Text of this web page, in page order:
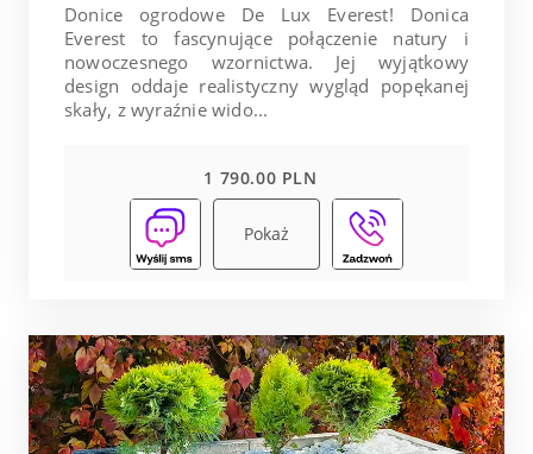
Donice ogrodowe De Lux Everest! Donica
Everest to fascynujące połączenie natury i
nowoczesnego wzornictwa. Jej wyjątkowy
design oddaje realistyczny wygląd popękanej
skały, z wyraźnie wido...
1 790.00 PLN
Pokaż